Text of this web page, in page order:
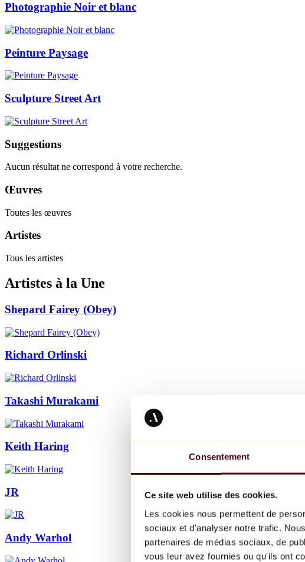
Consentement
Ce site web utilise des cookies.
Les cookies nous permettent de
sociaux et d'analyser notre trafic.
partenaires de médias sociaux, de
vous leur avez fournies ou qu'ils ont
Photographie Noir et blanc
Peinture Paysage
Sculpture Street Art
Suggestions
Aucun résultat ne correspond à votre recherche.
Œuvres
Toutes les œuvres
Artistes
Tous les artistes
Artistes à la Une
Shepard Fairey (Obey)
Richard Orlinski
Takashi Murakami
Keith Haring
JR
Andy Warhol